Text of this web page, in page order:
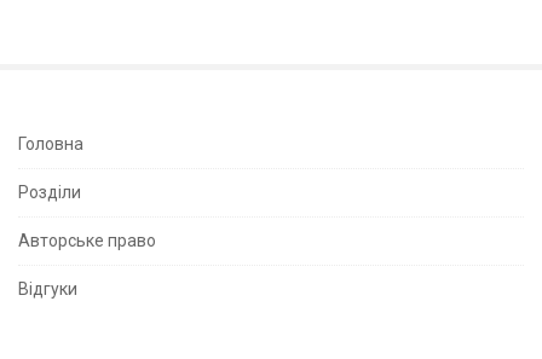
S
e
S
Головна
Розділи
Авторське право
Відгуки